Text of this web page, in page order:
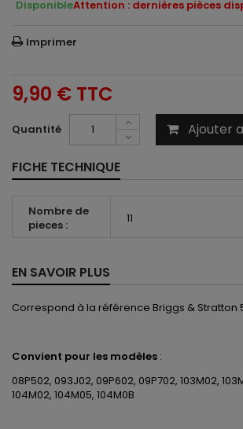
DisponibleAttention : dernières pièces
Imprimer
9,90 € TTC
Quantité Ajouter
FICHE TECHNIQUE
Nombre de
pieces :
11
EN SAVOIR PLUS
Correspond à la référence Briggs & Stratton
Convient pour les modèles :
08P502, 093J02, 09P602, 09P702, 103M02,
104M02, 104M05, 104M0B